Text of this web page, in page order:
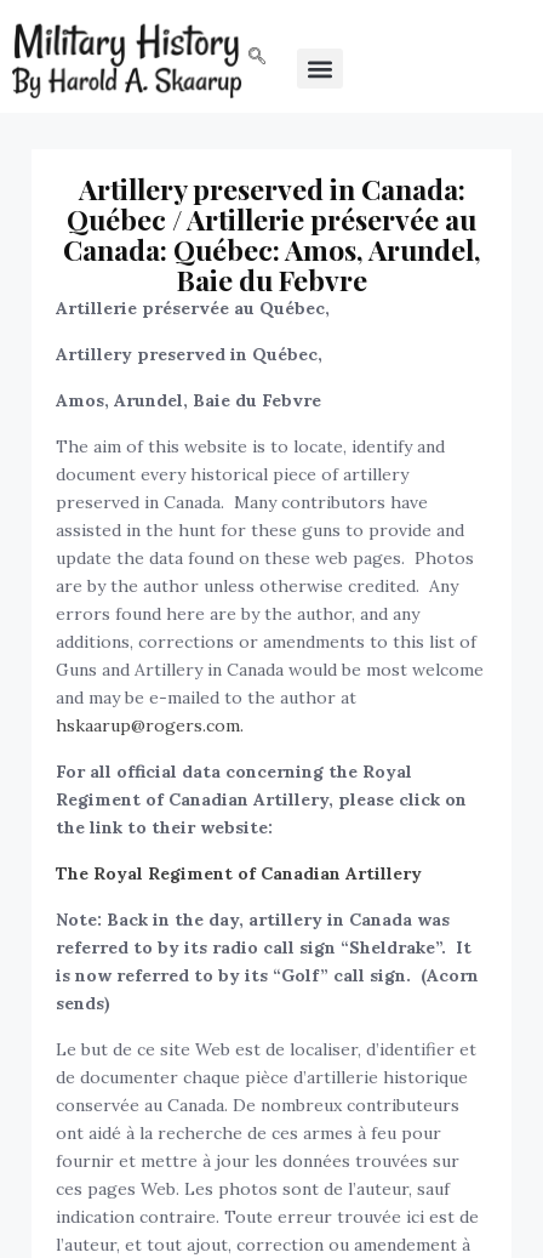
Artillery preserved in Canada:
Québec / Artillerie préservée au
Canada: Québec: Amos, Arundel,
Baie du Febvre
Artillerie préservée au Québec,
Artillery preserved in Québec,
Amos, Arundel, Baie du Febvre
The aim of this website is to locate, identify and
document every historical piece of artillery
preserved in Canada. Many contributors have
assisted in the hunt for these guns to provide and
update the data found on these web pages. Photos
are by the author unless otherwise credited. Any
errors found here are by the author, and any
additions, corrections or amendments to this list of
Guns and Artillery in Canada would be most welcome
and may be e-mailed to the author at
hskaarup@rogers.com.
For all official data concerning the Royal
Regiment of Canadian Artillery, please click on
the link to their website:
The Royal Regiment of Canadian Artillery
Note: Back in the day, artillery in Canada was
referred to by its radio call sign “Sheldrake”. It
is now referred to by its “Golf” call sign. (Acorn
sends)
Le but de ce site Web est de localiser, d’identifier et
de documenter chaque pièce d’artillerie historique
conservée au Canada. De nombreux contributeurs
ont aidé à la recherche de ces armes à feu pour
fournir et mettre à jour les données trouvées sur
ces pages Web. Les photos sont de l’auteur, sauf
indication contraire. Toute erreur trouvée ici est de
l’auteur, et tout ajout, correction ou amendement à